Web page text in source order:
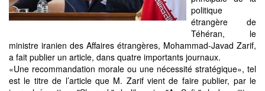
politique
étrangère de
Téhéran, le
ministre iranien des Affaires étrangères, Mohammad-Javad Zarif,
a fait publier un article, dans quatre importants journaux.
«Une recommandation morale ou une nécessité stratégique», tel
est le titre de l’article que M. Zarif vient de faire publier, par le